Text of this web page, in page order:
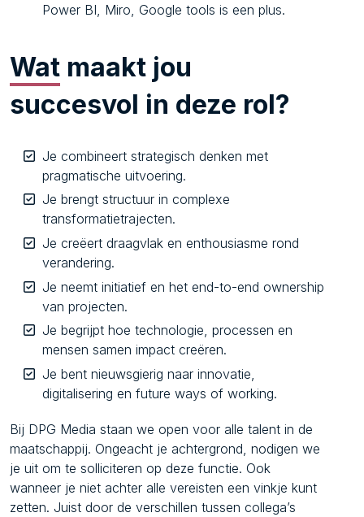
Power BI, Miro, Google tools is een plus.
Wat maakt jou
succesvol in deze rol?
Je combineert strategisch denken met
pragmatische uitvoering.
Je brengt structuur in complexe
transformatietrajecten.
Je creëert draagvlak en enthousiasme rond
verandering.
Je neemt initiatief en het end-to-end ownership
van projecten.
Je begrijpt hoe technologie, processen en
mensen samen impact creëren.
Je bent nieuwsgierig naar innovatie,
digitalisering en future ways of working.
Bij DPG Media staan we open voor alle talent in de
maatschappij. Ongeacht je achtergrond, nodigen we
je uit om te solliciteren op deze functie. Ook
wanneer je niet achter alle vereisten een vinkje kunt
zetten. Juist door de verschillen tussen collega’s